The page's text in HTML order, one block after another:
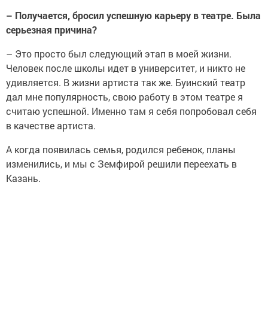
– Получается, бросил успешную карьеру в театре. Была
серьезная причина?
– Это просто был следующий этап в моей жизни.
Человек после школы идет в университет, и никто не
удивляется. В жизни артиста так же. Буинский театр
дал мне популярность, свою работу в этом театре я
считаю успешной. Именно там я себя попробовал себя
в качестве артиста.
А когда появилась семья, родился ребенок, планы
изменились, и мы с Земфирой решили переехать в
Казань.